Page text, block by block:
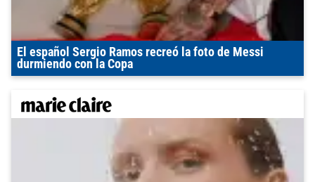
El español Sergio Ramos recreó la foto de Messi
durmiendo con la Copa